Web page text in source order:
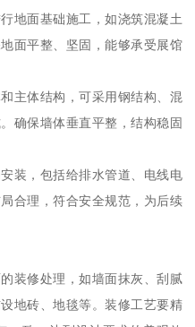
地面基础施工，如浇筑混凝土
面平整、坚固，能够承受展馆
主体结构，可采用钢结构、混
确保墙体垂直平整，结构稳固
装，包括给排水管道、电线电
合理，符合安全规范，为后续
装修处理，如墙面抹灰、刮腻
地砖、地毯等。装修工艺要精